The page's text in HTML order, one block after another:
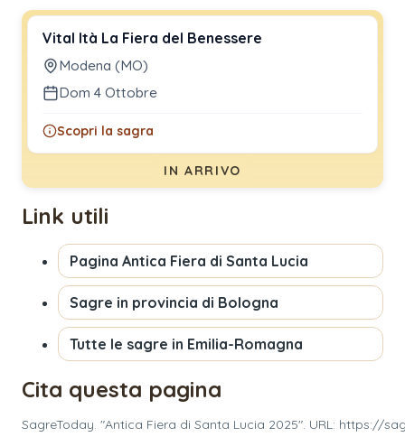
Vital Ità La Fiera del Benessere
Modena (MO)
Dom 4 Ottobre
Scopri la sagra
IN ARRIVO
Link utili
Pagina Antica Fiera di Santa Lucia
Sagre in provincia di Bologna
Tutte le sagre in Emilia-Romagna
Cita questa pagina
SagreToday. "Antica Fiera di Santa Lucia 2025". URL: